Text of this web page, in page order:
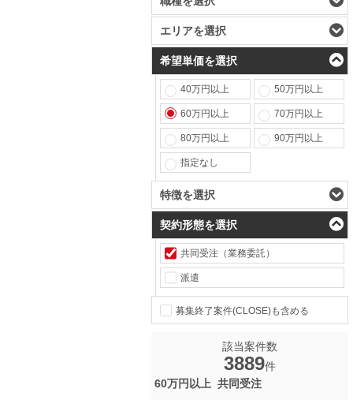
エリアを選択
希望単価を選択
40万円以上 50万円以上
60万円以上 70万円以上
80万円以上 90万円以上
指定なし
特徴を選択
契約形態を選択
共同受注（業務委託）
派遣
募集終了案件(CLOSE)も含める
該当案件数
3889件
60万円以上 共同受注